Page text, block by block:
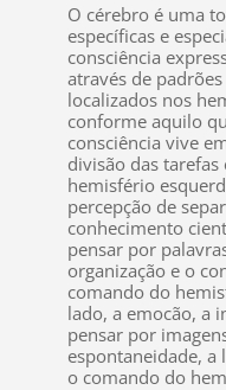
O cérebro é uma
específicas e
consciência
através de
localizados nos
conforme aquilo
consciência vive
divisão das
hemisfério
percepção de
conhecimento
pensar por
organização e o
comando do
lado, a emocão, a
pensar por
espontaneidade, a
o comando do